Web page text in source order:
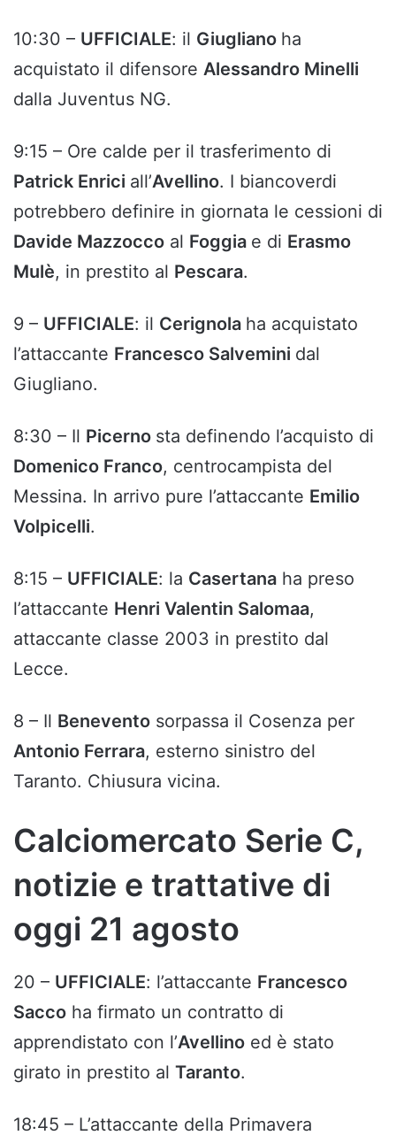
10:30 – UFFICIALE: il Giugliano ha
acquistato il difensore Alessandro Minelli
dalla Juventus NG.
9:15 – Ore calde per il trasferimento di
Patrick Enrici all’Avellino. I biancoverdi
potrebbero definire in giornata le cessioni di
Davide Mazzocco al Foggia e di Erasmo
Mulè, in prestito al Pescara.
9 – UFFICIALE: il Cerignola ha acquistato
l’attaccante Francesco Salvemini dal
Giugliano.
8:30 – Il Picerno sta definendo l’acquisto di
Domenico Franco, centrocampista del
Messina. In arrivo pure l’attaccante Emilio
Volpicelli.
8:15 – UFFICIALE: la Casertana ha preso
l’attaccante Henri Valentin Salomaa,
attaccante classe 2003 in prestito dal
Lecce.
8 – Il Benevento sorpassa il Cosenza per
Antonio Ferrara, esterno sinistro del
Taranto. Chiusura vicina.
Calciomercato Serie C,
notizie e trattative di
oggi 21 agosto
20 – UFFICIALE: l’attaccante Francesco
Sacco ha firmato un contratto di
apprendistato con l’Avellino ed è stato
girato in prestito al Taranto.
18:45 – L’attaccante della Primavera